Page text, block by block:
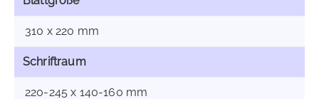
310 x 220 mm
Schriftraum
220-245 x 140-160 mm